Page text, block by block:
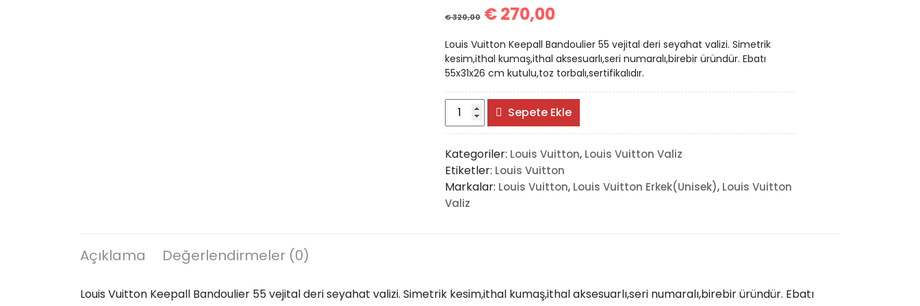
€320,00 €270,00
Louis Vuitton Keepall Bandoulier 55 vejital deri seyahat valizi. Simetrik
kesim,ithal kumaş,ithal aksesuarlı,seri numaralı,birebir üründür. Ebatı
55x31x26 cm kutulu,toz torbalı,sertifikalıdır.
Louis
Vuitton
Keepall
Bandoulier
55
Vejital
Deri
Sepete Ekle
Kategoriler: Louis Vuitton, Louis Vuitton Valiz
Etiketler: Louis Vuitton
Markalar: Louis Vuitton, Louis Vuitton Erkek(Unisek), Louis Vuitton
Valiz
Açıklama Değerlendirmeler (0)
Louis Vuitton Keepall Bandoulier 55 vejital deri seyahat valizi. Simetrik kesim,ithal kumaş,ithal aksesuarlı,seri numaralı,birebir üründür. Ebatı